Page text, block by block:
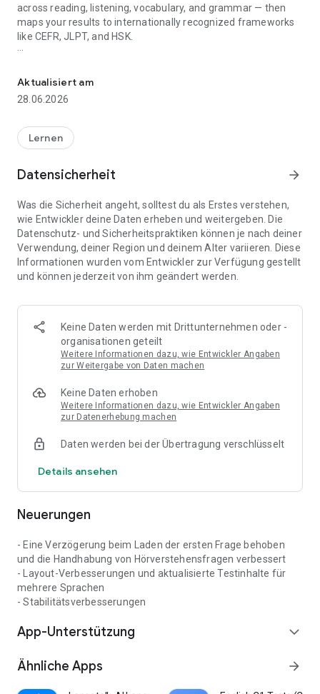
across reading, listening, vocabulary, and grammar — then
maps your results to internationally recognized frameworks
like CEFR, JLPT, and HSK.
Choose from 43 languages, answer a mix of multiple-choice,
fill-in-the-blank, listening, reading comprehension, and word-
DETAILED RESULTS
See your overall proficiency level with a breakdown by skill
and exactly what to focus on next.
PERSONALIZED RECOMMENDATIONS
Get a tailored study plan based on your specific results,
including skill priorities, daily practice suggestions, and
milestone goals.
43 LANGUAGES
English, Estonian, Finnish, French, German, Greek, Gujarati,
Hebrew, Hindi, Hungarian, Indonesian, Italian, Japanese,
Kannada, Korean, Latvian, Lithuanian, Malayalam, Marathi,
Norwegian, Panjabi, Polish, Portuguese, Romanian, Russian,
Serbian, Slovak, Slovenian, Spanish, Swahili, Swedish, Tamil,
Cantonese, and Mandarin Chinese.
FEATURES
• Adaptive proficiency tests for 43 languages
• 6 question types including listening and reading
• Detailed subscore breakdown by skill area
• Personalized study recommendations
• Share your results with friends
• Works offline after initial download
Your first test is free. Unlock unlimited tests with a one-time
purchase.
Aktualisiert am
28.06.2026
Lernen
Datensicherheit arrow_forward
Was die Sicherheit angeht, solltest du als Erstes verstehen,
wie Entwickler deine Daten erheben und weitergeben. Die
Datenschutz- und Sicherheitspraktiken können je nach deiner
Verwendung, deiner Region und deinem Alter variieren. Diese
Informationen wurden vom Entwickler zur Verfügung gestellt
und können jederzeit von ihm geändert werden.
Keine Daten werden mit Drittunternehmen oder -
organisationen geteilt
Weitere Informationen dazu, wie Entwickler Angaben
zur Weitergabe von Daten machen
Keine Daten erhoben
Weitere Informationen dazu, wie Entwickler Angaben
zur Datenerhebung machen
Daten werden bei der Übertragung verschlüsselt
Details ansehen
Neuerungen
- Eine Verzögerung beim Laden der ersten Frage behoben
und die Handhabung von Hörverstehensfragen verbessert
- Layout-Verbesserungen und aktualisierte Testinhalte für
mehrere Sprachen
- Stabilitätsverbesserungen
App-Unterstützung expand_more
Ähnliche Apps arrow_forward